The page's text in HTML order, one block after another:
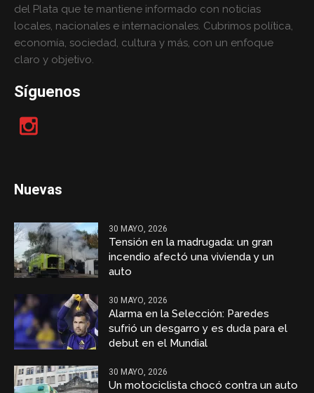
del Plata que te mantiene informado con noticias
locales, nacionales e internacionales. Cubrimos política,
economía, sociedad, cultura y más, con un enfoque
claro y objetivo.
Síguenos
Nuevas
30 MAYO, 2026
Tensión en la madrugada: un gran
incendio afectó una vivienda y un
auto
30 MAYO, 2026
Alarma en la Selección: Paredes
sufrió un desgarro y es duda para el
debut en el Mundial
30 MAYO, 2026
Un motociclista chocó contra un auto